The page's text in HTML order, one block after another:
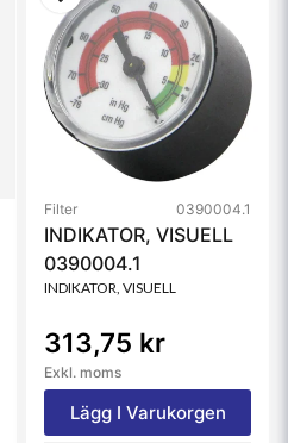
Filter 0390004.1
INDIKATOR, VISUELL
0390004.1
INDIKATOR, VISUELL
313,75 kr
Exkl. moms
Lägg I Varukorgen